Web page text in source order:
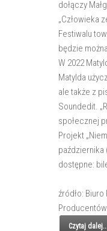
dołączy
„Człowieka
Festiwalu
będzie
W 2022
Matylda
ale także z
Soundedit.
społecznej
Projekt
października
dostępne:
źródło:
Producentów
Czytaj